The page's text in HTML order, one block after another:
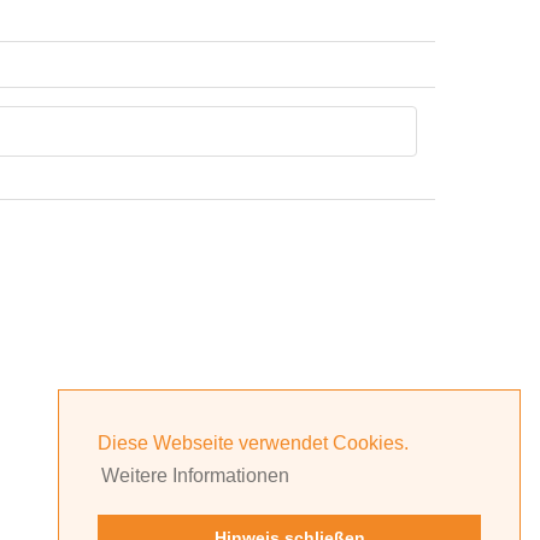
Diese Webseite verwendet Cookies.
Weitere Informationen